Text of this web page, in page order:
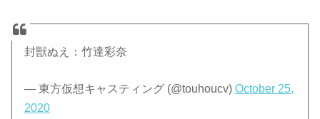
封獣ぬえ：竹達彩奈
— 東方仮想キャスティング (@touhoucv)October 25,
2020